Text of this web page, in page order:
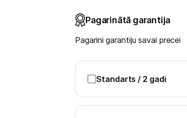
Pagarinātā garantija
Pagarini garantiju savai precei
Standarts / 2 gadi